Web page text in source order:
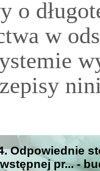
o
w
Odpowiednie
pr... -